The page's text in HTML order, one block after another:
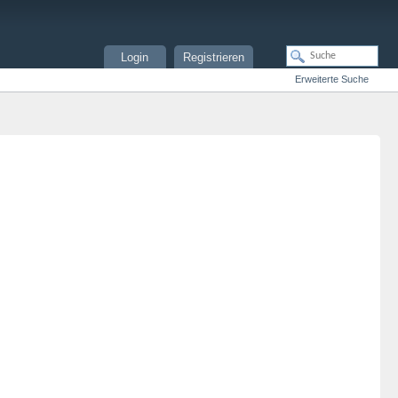
Registrieren
Login
Erweiterte Suche